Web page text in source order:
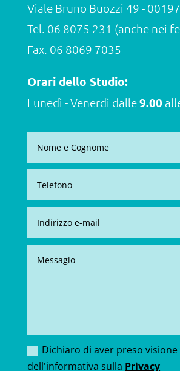
Viale Bruno Buozzi 49 -
Tel. 06 8075 231 (anche nei
Fax. 06 8069 7035
Orari dello Studio:
Lunedì - Venerdì dalle9.00
Dichiaro di aver preso visione
dell'informativa sulla Privacy